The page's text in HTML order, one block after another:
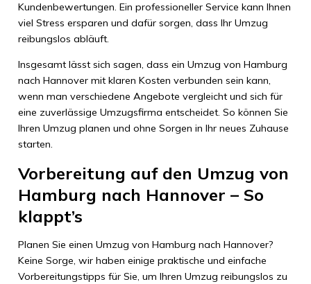
Kundenbewertungen. Ein professioneller Service kann Ihnen
viel Stress ersparen und dafür sorgen, dass Ihr Umzug
reibungslos abläuft.
Insgesamt lässt sich sagen, dass ein Umzug von Hamburg
nach Hannover mit klaren Kosten verbunden sein kann,
wenn man verschiedene Angebote vergleicht und sich für
eine zuverlässige Umzugsfirma entscheidet. So können Sie
Ihren Umzug planen und ohne Sorgen in Ihr neues Zuhause
starten.
Vorbereitung auf den Umzug von
Hamburg nach Hannover – So
klappt’s
Planen Sie einen Umzug von Hamburg nach Hannover?
Keine Sorge, wir haben einige praktische und einfache
Vorbereitungstipps für Sie, um Ihren Umzug reibungslos zu